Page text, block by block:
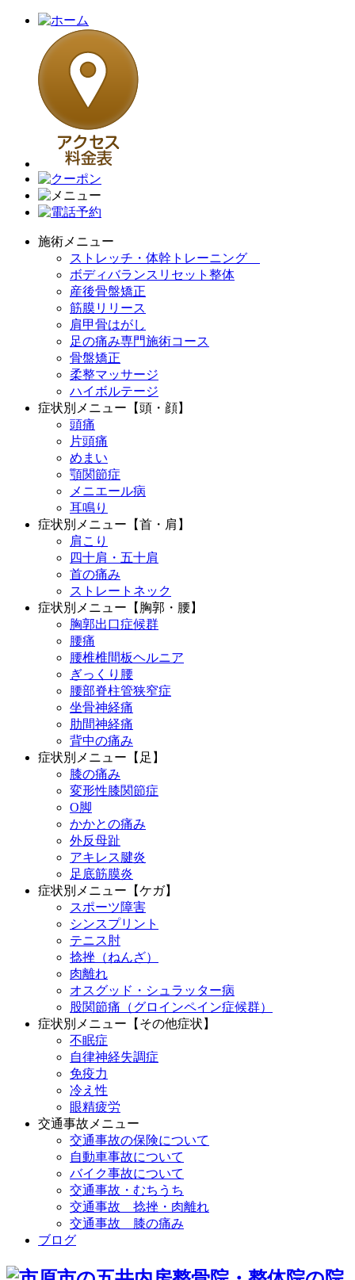
施術メニュー
ストレッチ・体幹トレーニング
ボディバランスリセット整体
産後骨盤矯正
筋膜リリース
肩甲骨はがし
足の痛み専門施術コース
骨盤矯正
柔整マッサージ
ハイボルテージ
症状別メニュー【頭・顔】
頭痛
片頭痛
めまい
顎関節症
メニエール病
耳鳴り
症状別メニュー【首・肩】
肩こり
四十肩・五十肩
首の痛み
ストレートネック
症状別メニュー【胸郭・腰】
胸郭出口症候群
腰痛
腰椎椎間板ヘルニア
ぎっくり腰
腰部脊柱管狭窄症
坐骨神経痛
肋間神経痛
背中の痛み
症状別メニュー【足】
膝の痛み
変形性膝関節症
O脚
かかとの痛み
外反母趾
アキレス腱炎
足底筋膜炎
症状別メニュー【ケガ】
スポーツ障害
シンスプリント
テニス肘
捻挫（ねんざ）
肉離れ
オスグッド・シュラッター病
股関節痛（グロインペイン症候群）
症状別メニュー【その他症状】
不眠症
自律神経失調症
免疫力
冷え性
眼精疲労
交通事故メニュー
交通事故の保険について
自動車事故について
バイク事故について
交通事故・むちうち
交通事故 捻挫・肉離れ
交通事故 膝の痛み
ブログ